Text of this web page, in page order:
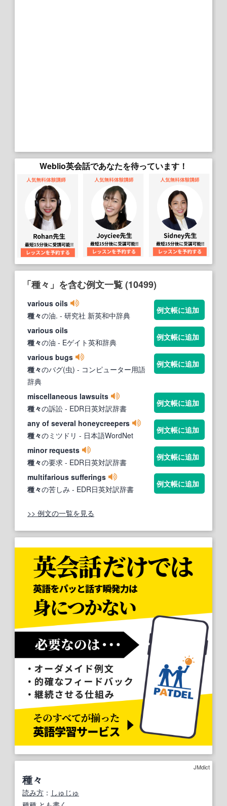
Weblio英会話であなたを待っています！
「種々」を含む例文一覧 (10499)
various oils
種々の油. - 研究社 新英和中辞典
例文帳に追加
various oils
種々の油 - Eゲイト英和辞典
例文帳に追加
various bugs
種々のバグ(虫) - コンピューター用語
辞典
例文帳に追加
miscellaneous lawsuits
種々の訴訟 - EDR日英対訳辞書
例文帳に追加
any of several honeycreepers
種々のミツドリ - 日本語WordNet
例文帳に追加
minor requests
種々の要求 - EDR日英対訳辞書
例文帳に追加
multifarious sufferings
種々の苦しみ - EDR日英対訳辞書
例文帳に追加
>> 例文の一覧を見る
JMdict
種々
読み方 ： しゅじゅ